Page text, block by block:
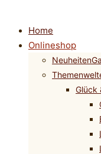
Home
Onlineshop
Neuheiten
Glück